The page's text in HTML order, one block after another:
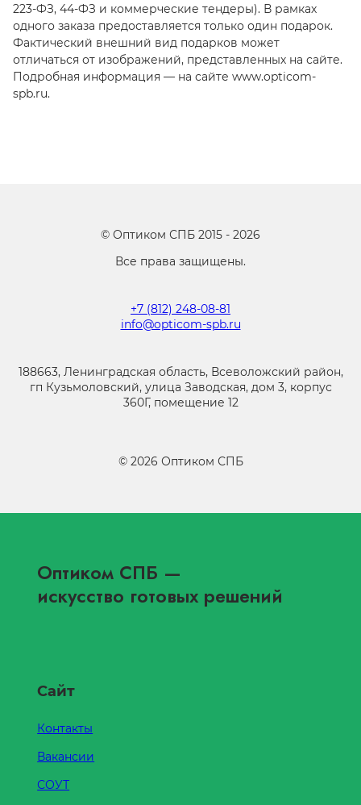
223-ФЗ, 44-ФЗ и коммерческие тендеры). В рамках
одного заказа предоставляется только один подарок.
Фактический внешний вид подарков может
отличаться от изображений, представленных на сайте.
Подробная информация — на сайте www.opticom-
spb.ru.
© Оптиком СПБ 2015 - 2026
Все права защищены.
+7 (812) 248-08-81
info@opticom-spb.ru
188663, Ленинградская область, Всеволожский район,
гп Кузьмоловский, улица Заводская, дом 3, корпус
360Г, помещение 12
© 2026 Оптиком СПБ
Оптиком СПБ —
искусство готовых решений
Сайт
Контакты
Вакансии
СОУТ